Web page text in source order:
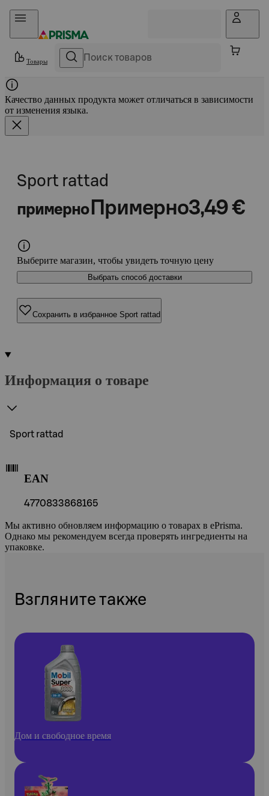
Прыгать в контент
Товары
Качество данных продукта может отличаться в зависимости
от изменения языка.
Sport rattad
примерно Примерно3,49 €
Выберите магазин, чтобы увидеть точную цену
Выбрать способ доставки
Сохранить в избранное Sport rattad
Информация о товаре
Sport rattad
EAN
4770833868165
Мы активно обновляем информацию о товарах в ePrisma.
Однако мы рекомендуем всегда проверять ингредиенты на
упаковке.
Взгляните также
Дом и свободное время